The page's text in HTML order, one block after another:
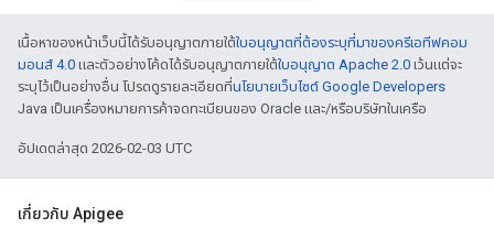
เนื้อหาของหน้าเว็บนี้ได้รับอนุญาตภายใต้ใบอนุญาตที่ต้องระบุที่มาของครีเอทีฟคอม
มอนส์ 4.0 และตัวอย่างโค้ดได้รับอนุญาตภายใต้ใบอนุญาต Apache 2.0 เว้นแต่จะ
ระบุไว้เป็นอย่างอื่น โปรดดูรายละเอียดที่นโยบายเว็บไซต์ Google Developers
Java เป็นเครื่องหมายการค้าจดทะเบียนของ Oracle และ/หรือบริษัทในเครือ
อัปเดตล่าสุด 2026-02-03 UTC
เกี่ยวกับ Apigee